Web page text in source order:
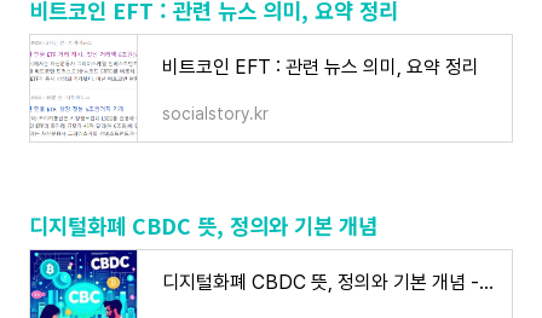
비트코인 EFT : 관련 뉴스 의미, 요약 정리
비트코인 EFT : 관련 뉴스 의미, 요약 정리
socialstory.kr
디지털화폐 CBDC 뜻, 정의와 기본 개념
디지털화폐 CBDC 뜻, 정의와 기본 개념 - 굿라이프